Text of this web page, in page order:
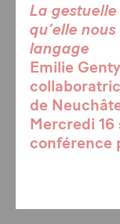
La
qu’elle
langage
Emilie
de
Mercredi 16
conférence